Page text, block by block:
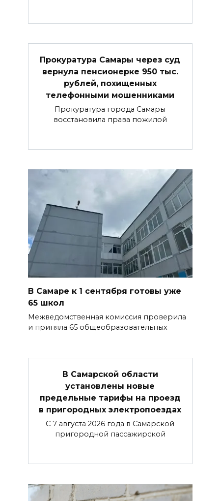
Прокуратура Самары через суд
вернула пенсионерке 950 тыс.
рублей, похищенных
телефонными мошенниками
Прокуратура города Самары
восстановила права пожилой
В Самаре к 1 сентября готовы уже
65 школ
Межведомственная комиссия проверила
и приняла 65 общеобразовательных
В Самарской области
установлены новые
предельные тарифы на проезд
в пригородных электропоездах
С 7 августа 2026 года в Самарской
пригородной пассажирской